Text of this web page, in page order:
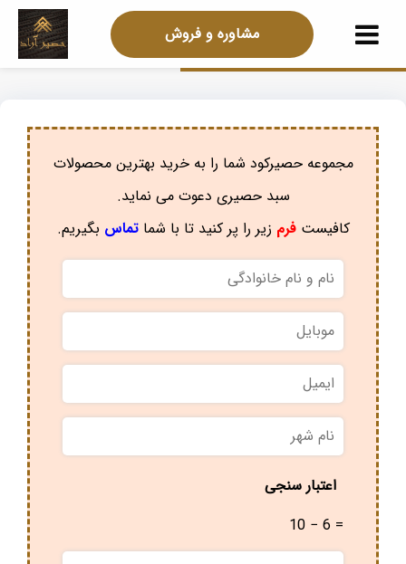
مشاوره و فروش
مجموعه حصیرکود شما را به خرید بهترین محصولات
سبد حصیری دعوت می نماید.
کافیستفرم زیر را پر کنید تا با شماتماس بگیریم.
نام
و
نام
خانوادگی
موبایل
ایمیل
نام
شهر *
اعتبار سنجی
10 − 6 =